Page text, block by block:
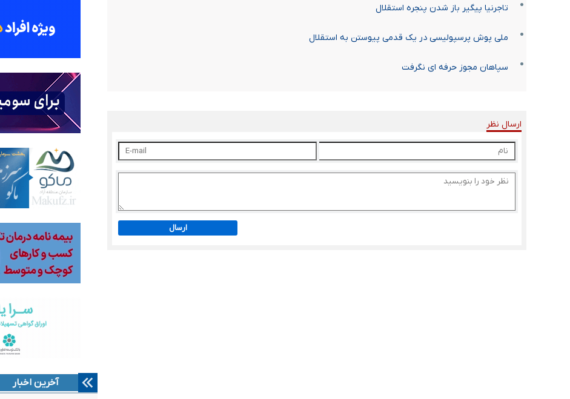
تاجرنیا پیگیر باز شدن پنجره استقلال
ملی پوش پرسپولیسی در یک قدمی پیوستن به استقلال
سپاهان مجوز حرفه ای نگرفت
ارسال نظر
ارسال
آخرین اخبار